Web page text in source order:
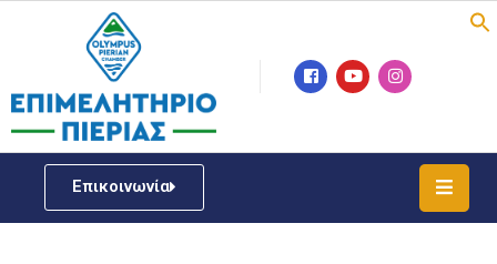
Επικοινωνία
Επιμελητήριο
Νέα